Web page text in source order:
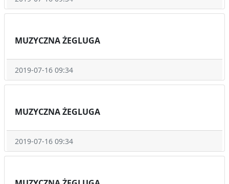
MUZYCZNA ŻEGLUGA
2019-07-16 09:34
MUZYCZNA ŻEGLUGA
2019-07-16 09:34